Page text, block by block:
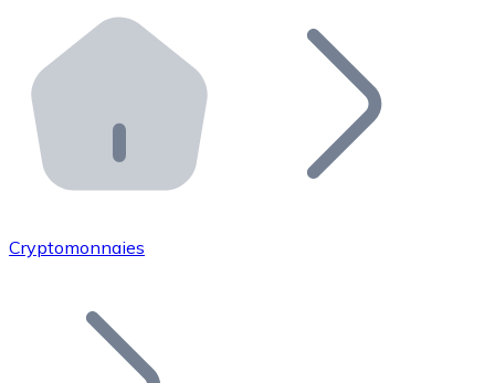
Distributeurs automatiques Bitnovo
Intégrez un ATM Bitnovo dans votre entreprise et
API Bitnovo
Intégrez notre API dans votre écosystème.
Rejoignez notre réseau de distributeurs et
Ajoutez le token de votre projet à notre service
Cryptomonnaies